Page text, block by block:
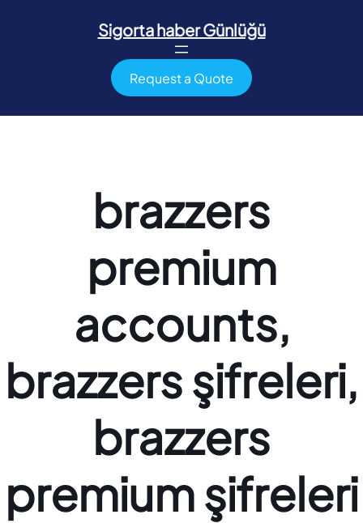
Sigorta haber Günlüğü
Request a Quote
brazzers
premium
accounts,
brazzers şifreleri,
brazzers
premium şifreleri